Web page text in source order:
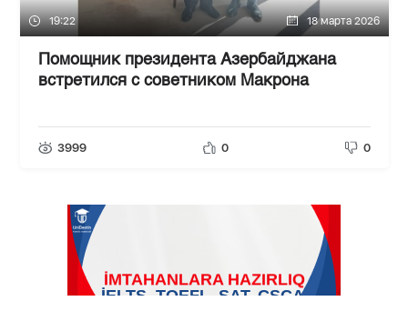
19:22 18 марта 2026
Помощник президента Азербайджана
встретился с советником Макрона
3999 0 0